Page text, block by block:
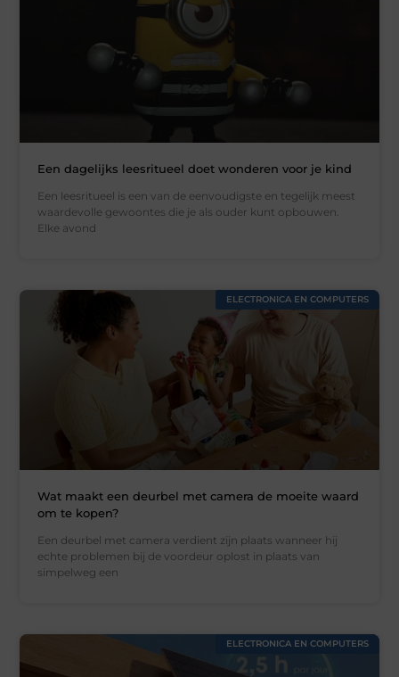
Een dagelijks leesritueel doet wonderen voor je kind
Een leesritueel is een van de eenvoudigste en tegelijk meest
waardevolle gewoontes die je als ouder kunt opbouwen.
Elke avond
ELECTRONICA EN COMPUTERS
Wat maakt een deurbel met camera de moeite waard
om te kopen?
Een deurbel met camera verdient zijn plaats wanneer hij
echte problemen bij de voordeur oplost in plaats van
simpelweg een
ELECTRONICA EN COMPUTERS